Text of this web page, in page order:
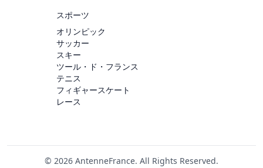
スポーツ
オリンピック
サッカー
スキー
ツール・ド・フランス
テニス
フィギャースケート
レース
© 2026 AntenneFrance. All Rights Reserved.